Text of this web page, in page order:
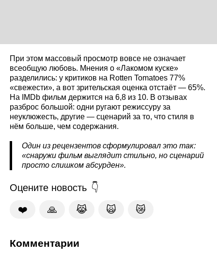
При этом массовый просмотр вовсе не означает
всеобщую любовь. Мнения о «Лакомом куске»
разделились: у критиков на Rotten Tomatoes 77%
«свежести», а вот зрительская оценка отстаёт — 65%.
На IMDb фильм держится на 6,8 из 10. В отзывах
разброс большой: одни ругают режиссуру за
неуклюжесть, другие — сценарий за то, что стиля в
нём больше, чем содержания.
Один из рецензентов сформулировал это так:
«снаружи фильм выглядит стильно, но сценарий
просто слишком абсурден».
Оцените новость
❤️ 🙏 😹 🙀 😿
Комментарии